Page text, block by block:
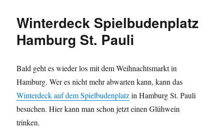
kostenlos
Winterdeck Spielbudenplatz
Hamburg St. Pauli
Bald geht es wieder los mit dem Weihnachtsmarkt in
Hamburg. Wer es nicht mehr abwarten kann, kann das
Winterdeck auf dem Spielbudenplatzin Hamburg St. Pauli
besuchen. Hier kann man schon jetzt einen Glühwein
trinken.